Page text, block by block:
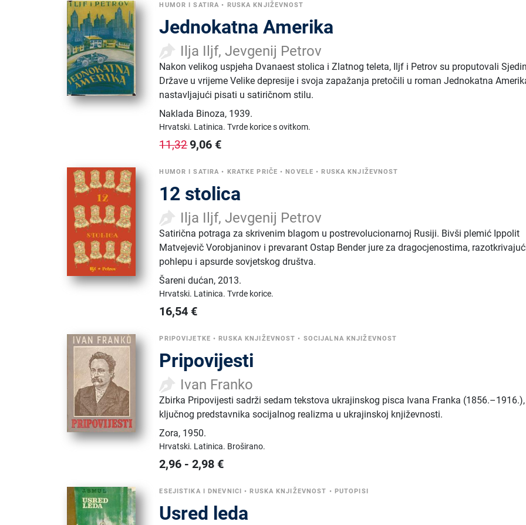
HUMOR I SATIRA • RUSKA KNJIŽEVNOST
Jednokatna Amerika
Ilja Iljf, Jevgenij Petrov
Nakon velikog uspjeha Dvanaest stolica i Zlatnog teleta, Iljf i Petrov su proputovali
Države u vrijeme Velike depresije i svoja zapažanja pretočili u roman Jednokatna
nastavljajući pisati u satiričnom stilu.
Naklada Binoza, 1939.
Hrvatski. Latinica.Tvrde korice s ovitkom.
11,329,06 €
HUMOR I SATIRA • KRATKE PRIČE •NOVELE •RUSKA KNJIŽEVNOST
12 stolica
Ilja Iljf, Jevgenij Petrov
Satirična potraga za skrivenim blagom u postrevolucionarnoj Rusiji. Bivši plemić Ippolit
Matvejevič Vorobjaninov i prevarant Ostap Bender jure za dragocjenostima,
pohlepu i apsurde sovjetskog društva.
Šareni dućan,2013.
Hrvatski. Latinica.Tvrde korice.
16,54 €
PRIPOVIJETKE •RUSKA KNJIŽEVNOST • SOCIJALNA KNJIŽEVNOST
Pripovijesti
Ivan Franko
Zbirka Pripovijesti sadrži sedam tekstova ukrajinskog pisca Ivana Franka (1856.–1916.),
ključnog predstavnika socijalnog realizma u ukrajinskoj književnosti.
Zora, 1950.
Hrvatski. Latinica. Broširano.
2,96 -2,98 €
ESEJISTIKA I DNEVNICI •RUSKA KNJIŽEVNOST • PUTOPISI
Usred leda